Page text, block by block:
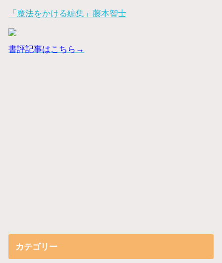
「魔法をかける編集」藤本智士
書評記事はこちら→
カテゴリー